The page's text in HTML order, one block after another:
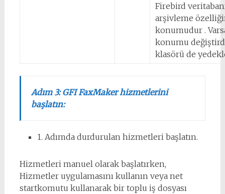
Firebird
arşivleme
konumudur .
konumu
klasörü de
Adım 3: GFI FaxMaker hizmetlerini
başlatın:
1. Adımda durdurulan hizmetleri başlatın.
Hizmetleri manuel olarak başlatırken,
Hizmetler uygulamasını kullanın veya net
startkomutu kullanarak bir toplu iş dosyası